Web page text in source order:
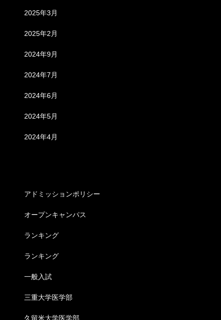
2025年3月
2025年2月
2024年9月
2024年7月
2024年6月
2024年5月
2024年4月
アドミッションポリシー
オープンキャンパス
ランキング
ランキング
一般入試
三重大学医学部
久留米大学医学部